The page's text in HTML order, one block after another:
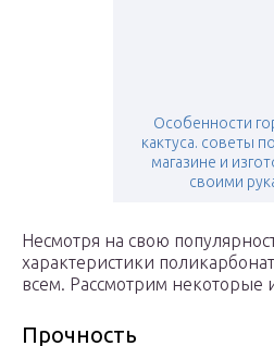
Особенности
кактуса. советы
магазине и
своими
Несмотря на свою
характеристики
всем. Рассмотрим некоторые
Прочность